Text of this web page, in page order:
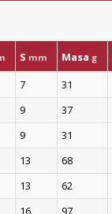
S mm Masa g
7
31
9
37
9
31
13
68
13
62
16 97